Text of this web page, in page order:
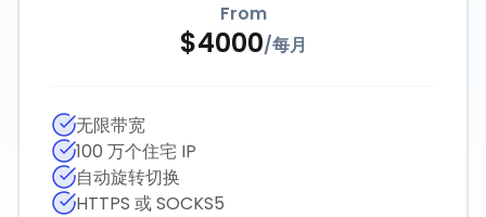
From
$4000/每月
无限带宽
100 万个住宅 IP
自动旋转切换
HTTPS 或 SOCKS5